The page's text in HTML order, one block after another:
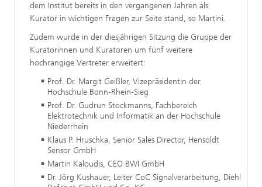
dem Institut bereits in den vergangenen Jahren als
Kurator in wichtigen Fragen zur Seite stand, so Martini.
Zudem wurde in der diesjährigen Sitzung die Gruppe der
Kuratorinnen und Kuratoren um fünf weitere
hochrangige Vertreter erweitert:
Prof. Dr. Margit Geißler, Vizepräsidentin der
Hochschule Bonn-Rhein-Sieg
Prof. Dr. Gudrun Stockmanns, Fachbereich
Elektrotechnik und Informatik an der Hochschule
Niederrhein
Klaus P. Hruschka, Senior Sales Director, Hensoldt
Sensor GmbH
Martin Kaloudis, CEO BWI GmbH
Dr. Jörg Kushauer, Leiter CoC Signalverarbeitung, Diehl